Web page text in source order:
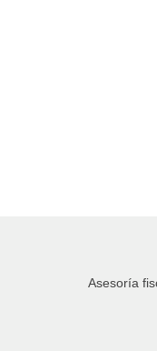
Asesoría